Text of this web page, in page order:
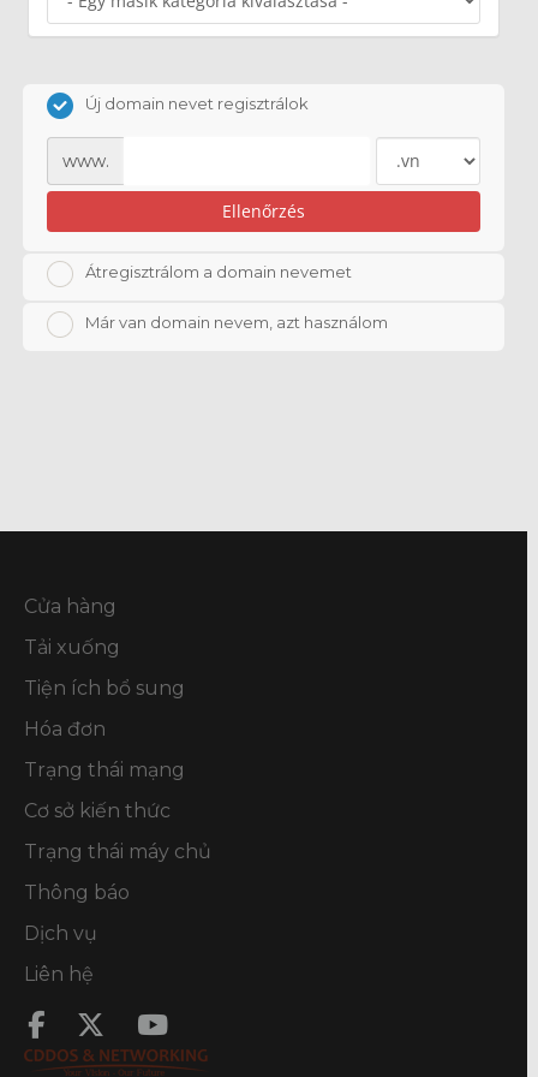
Új domain nevet regisztrálok
www.
Ellenőrzés
Átregisztrálom a domain nevemet
Már van domain nevem, azt használom
Cửa hàng
Tải xuống
Tiện ích bổ sung
Hóa đơn
Trạng thái mạng
Cơ sở kiến thức
Trạng thái máy chủ
Thông báo
Dịch vụ
Liên hệ